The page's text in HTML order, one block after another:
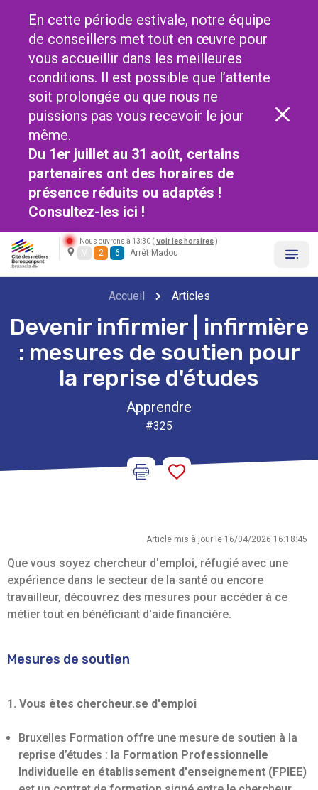
En cette période estivale, notre équipe
de conseillers met tout en œuvre pour
vous accueillir dans les meilleures
conditions. Il est possible que l’attente
soit prolongée ou que nous ne
puissions pas vous recevoir le jour
même.
Du 1er juillet au 31 août, certains
partenaires ont des horaires de
présence réduits ou adaptés !
Consultez-les ici !
Nous ouvrons à 13:30 ( voir les horaires )
M 2 6 Arrêt Madou
Accueil Articles
Devenir infirmier | infirmière
: mesures de soutien pour
la reprise d'études
Apprendre
#325
Article mis à jour le 16/04/2026 16:18:45
Que vous soyez chercheur d'emploi, réfugié avec une
expérience dans le secteur de la santé ou encore
travailleur, découvrez des mesures pour accéder à ce
métier tout en bénéficiant d'aide financière.
Mesures de soutien
1. Vous êtes chercheur.se d'emploi
Bruxelles Formation offre une mesure de soutien à la
reprise d’études : la Formation Professionnelle
Individuelle en établissement d'enseignement (FPIEE)